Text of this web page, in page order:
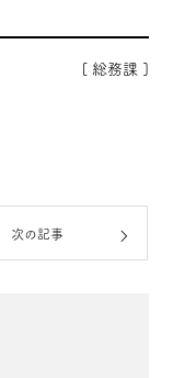
[ 総務課 ]
次の記事